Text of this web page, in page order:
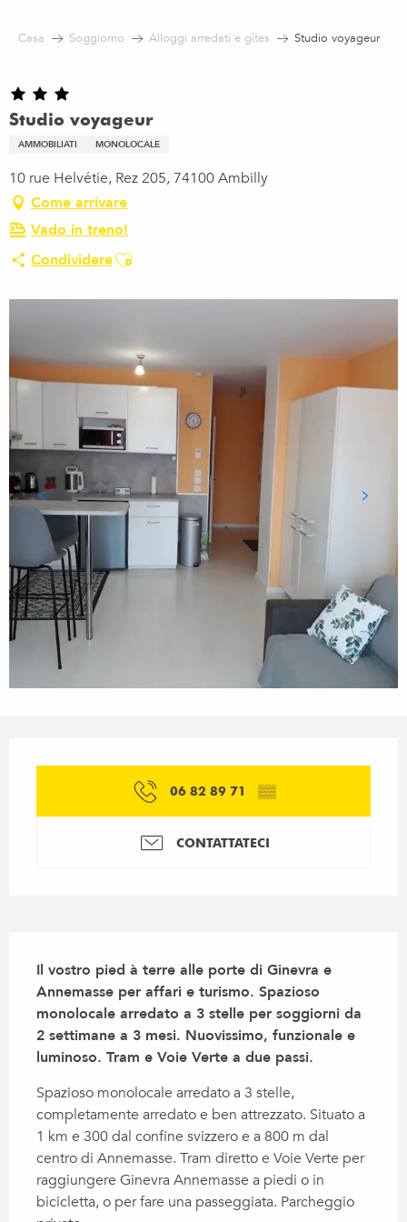
Casa Soggiorno Alloggi arredati e gîtes Studio voyageur
Studio voyageur
AMMOBILIATI MONOLOCALE
10 rue Helvétie, Rez 205, 74100 Ambilly
Come arrivare
Vado in treno!
CondividereAjouter aux favoris
06 82 89 71 ▒▒
CONTATTATECI
Il vostro pied à terre alle porte di Ginevra e
Annemasse per affari e turismo. Spazioso
monolocale arredato a 3 stelle per soggiorni da
2 settimane a 3 mesi. Nuovissimo, funzionale e
luminoso. Tram e Voie Verte a due passi.
Spazioso monolocale arredato a 3 stelle,
completamente arredato e ben attrezzato. Situato a
1 km e 300 dal confine svizzero e a 800 m dal
centro di Annemasse. Tram diretto e Voie Verte per
raggiungere Ginevra Annemasse a piedi o in
bicicletta, o per fare una passeggiata. Parcheggio